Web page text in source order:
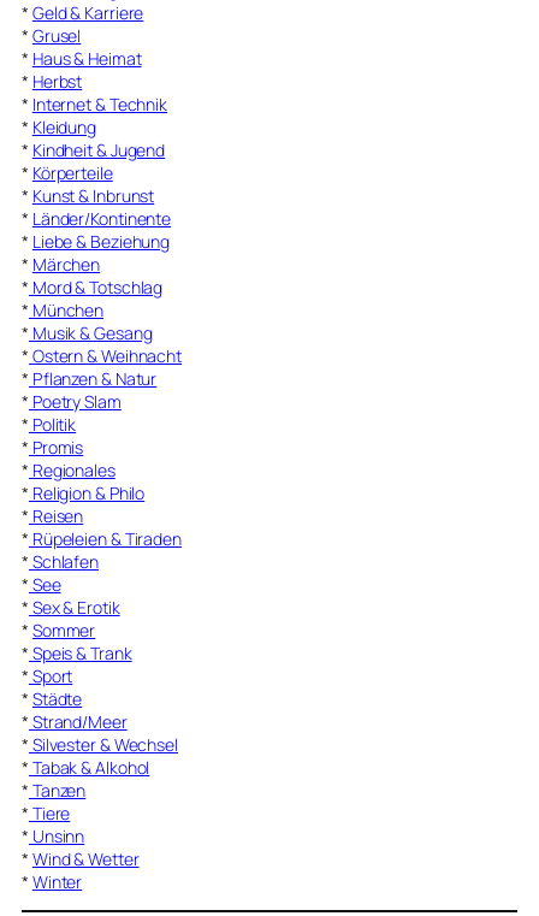
* Geld & Karriere
* Grusel
* Haus & Heimat
* Herbst
* Internet & Technik
* Kleidung
* Kindheit & Jugend
* Körperteile
* Kunst & Inbrunst
* Länder/Kontinente
* Liebe & Beziehung
* Märchen
* Mord & Totschlag
* München
* Musik & Gesang
* Ostern & Weihnacht
* Pflanzen & Natur
* Poetry Slam
* Politik
* Promis
* Regionales
* Religion & Philo
* Reisen
* Rüpeleien & Tiraden
* Schlafen
* See
* Sex & Erotik
* Sommer
* Speis & Trank
* Sport
* Städte
* Strand/Meer
* Silvester & Wechsel
* Tabak & Alkohol
* Tanzen
* Tiere
* Unsinn
* Wind & Wetter
* Winter